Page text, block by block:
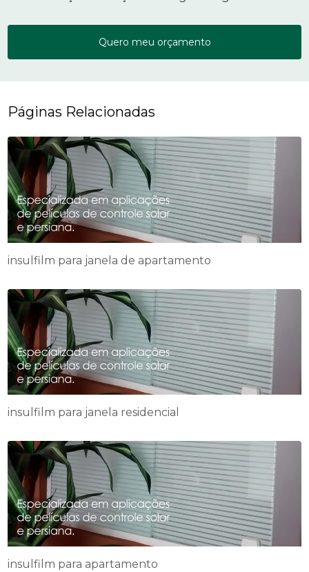
Quero meu orçamento
Páginas Relacionadas
insulfilm para janela de apartamento
insulfilm para janela residencial
insulfilm para apartamento